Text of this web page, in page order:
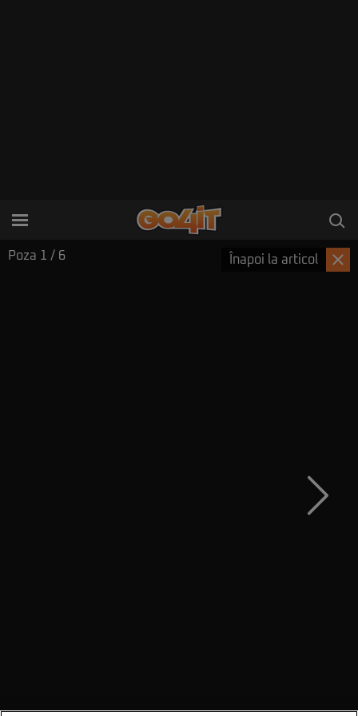
Poza 1 / 6 Înapoi la articol